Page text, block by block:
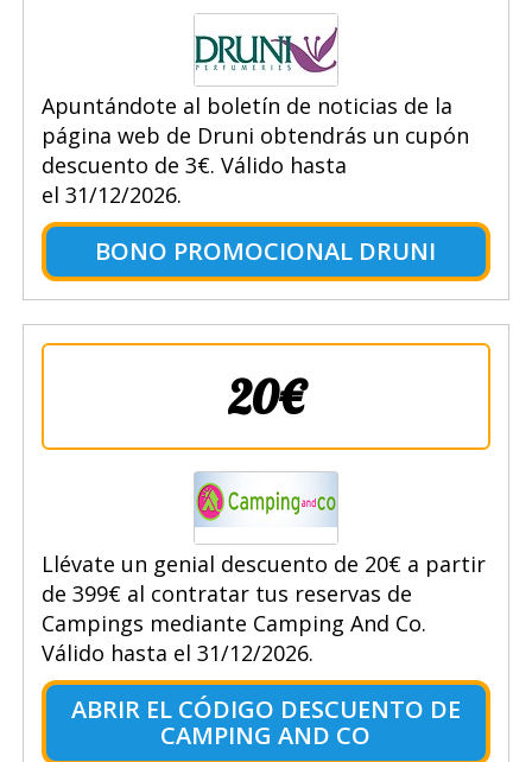
Apuntándote al boletín de noticias de la
página web de Druni obtendrás un cupón
descuento de 3€. Válido hasta
el 31/12/2026.
BONO PROMOCIONAL DRUNI
20€
Llévate un genial descuento de 20€ a partir
de 399€ al contratar tus reservas de
Campings mediante Camping And Co.
Válido hasta el 31/12/2026.
ABRIR EL CÓDIGO DESCUENTO DE
CAMPING AND CO